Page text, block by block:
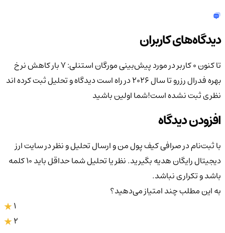
دیدگاه‌های کاربران
تا کنون 0 کاربر در مورد
پیش‌بینی مورگان استنلی: ۷ بار کاهش نرخ
بهره فدرال رزرو تا سال ۲۰۲۶ در راه است
دیدگاه و تحلیل ثبت کرده اند
نظری ثبت نشده است!شما اولین باشید
افزودن دیدگاه
با ثبت‌نام در صرافی کیف پول من و ارسال تحلیل و نظر در سایت ارز
دیجیتال رایگان هدیه بگیرید. نظر یا تحلیل شما حداقل باید ۱۰ کلمه
باشد و تکراری نباشد.
به این مطلب چند امتیاز می‌دهید؟